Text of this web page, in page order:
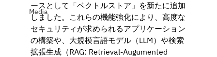
Media
ースとして「ベクトルストア」を新たに追加
しました。これらの機能強化により、高度な
セキュリティが求められるアプリケーション
の構築や、大規模言語モデル（LLM）や検索
拡張生成（RAG: Retrieval-Augumented